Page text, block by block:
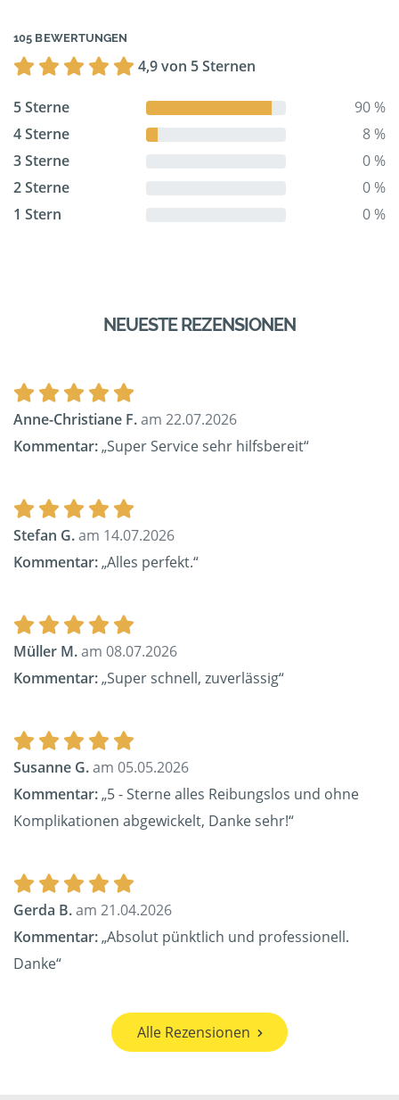
105 BEWERTUNGEN
4,9 von 5 Sternen
5 Sterne
90 %
4 Sterne
8 %
3 Sterne
0 %
2 Sterne
0 %
1 Stern
0 %
NEUESTE REZENSIONEN
Anne-Christiane F.am 22.07.2026
Kommentar:„Super Service sehr hilfsbereit“
Stefan G.am 14.07.2026
Kommentar:„Alles perfekt.“
Müller M.am 08.07.2026
Kommentar:„Super schnell, zuverlässig“
Susanne G.am 05.05.2026
Kommentar:„5 - Sterne alles Reibungslos und ohne
Komplikationen abgewickelt, Danke sehr!“
Gerda B.am 21.04.2026
Kommentar:„Absolut pünktlich und professionell.
Danke“
Alle Rezensionen